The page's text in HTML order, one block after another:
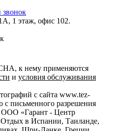
1 этаж, офис 102.
к нему применяются
и условия обслуживания
с сайта www.tez-
с письменного разрешения
ООО «Гарант - Центр
в Испании, Таиланде,